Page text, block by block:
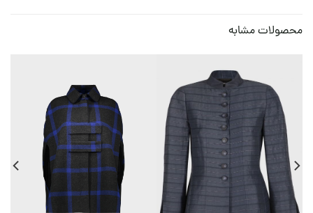
محصولات مشابه